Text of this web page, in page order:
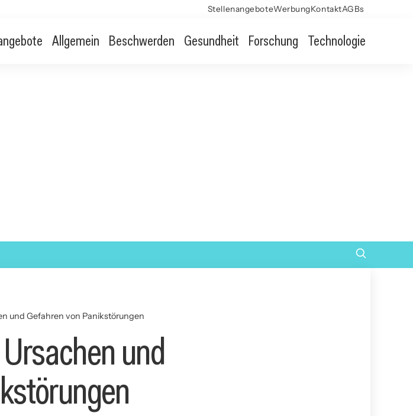
StellenangeboteWerbungKontaktAGBs
Allgemein Beschwerden Gesundheit Forschung Technologie
und Gefahren von Panikstörungen
und